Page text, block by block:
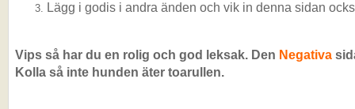
Lägg i godis i andra änden och vik in denna sidan
Vips så har du en rolig och god leksak. Den Negativa
Kolla så inte hunden äter toarullen.